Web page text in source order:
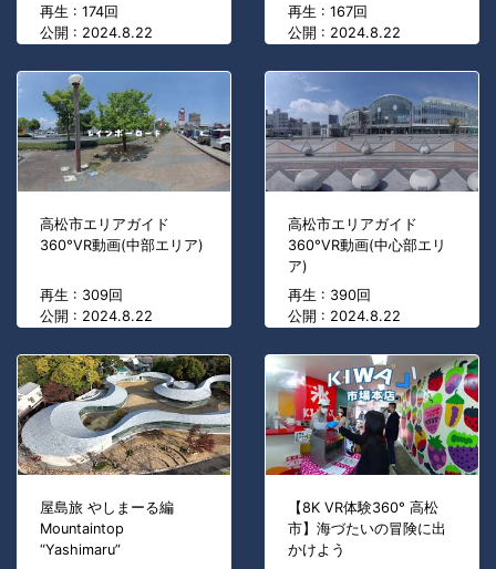
再生 : 174回
公開 : 2024.8.22
再生 : 167回
公開 : 2024.8.22
高松市エリアガイド
360°VR動画(中部エリア)
再生 : 309回
公開 : 2024.8.22
高松市エリアガイド
360°VR動画(中心部エリ
ア)
再生 : 390回
公開 : 2024.8.22
屋島旅 やしまーる編
Mountaintop
“Yashimaru”
【8K VR体験360° 高松
市】海づたいの冒険に出
かけよう